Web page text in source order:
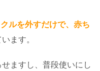
ルを外すだけで、赤ち
ます。
ますし、普段使いにし